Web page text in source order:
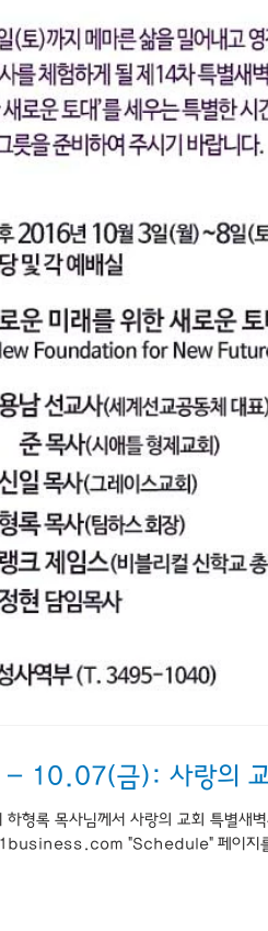
2016.10.06(목)
형록 목사님께서 사랑의 교회 특별새벽
"Schedule" 페이지